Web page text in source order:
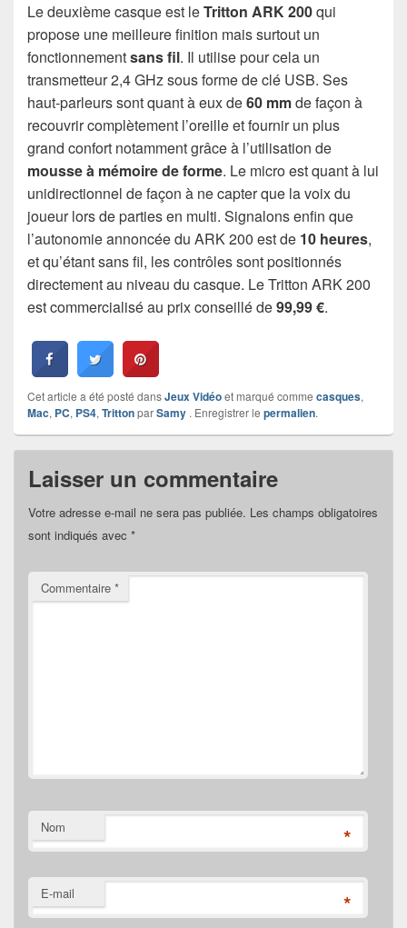
Le deuxième casque est leTritton ARK 200qui
propose une meilleure finition mais surtout un
fonctionnementsans fil. Il utilise pour cela un
transmetteur 2,4 GHz sous forme de clé USB. Ses
haut-parleurs sont quant à eux de60 mmde façon à
recouvrir complètement l’oreille et fournir un plus
grand confort notamment grâce à l’utilisation de
mousse à mémoire de forme. Le micro est quant à lui
unidirectionnel de façon à ne capter que la voix du
joueur lors de parties en multi. Signalons enfin que
l’autonomie annoncée du ARK 200 est de 10 heures,
et qu’étant sans fil, les contrôles sont positionnés
directement au niveau du casque. Le Tritton ARK 200
est commercialisé au prix conseillé de99,99 €.
Cet article a été posté dansJeux Vidéoet marqué comme casques,
Mac, PC, PS4,TrittonparSamy . Enregistrer le permalien.
Laisser un commentaire
Votre adresse e-mail ne sera pas publiée. Les champs obligatoires
sont indiqués avec *
Commentaire *
Nom *
E-mail *